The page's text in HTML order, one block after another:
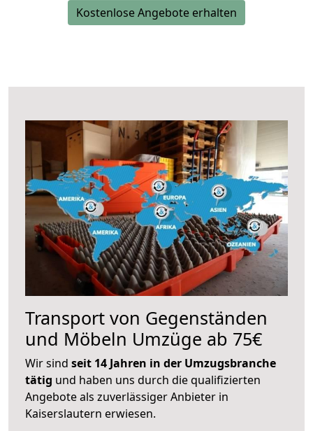
Kostenlose Angebote erhalten
Transport von Gegenständen
und Möbeln Umzüge ab 75€
Wir sind seit 14 Jahren in der Umzugsbranche
tätig und haben uns durch die qualifizierten
Angebote als zuverlässiger Anbieter in
Kaiserslautern erwiesen.